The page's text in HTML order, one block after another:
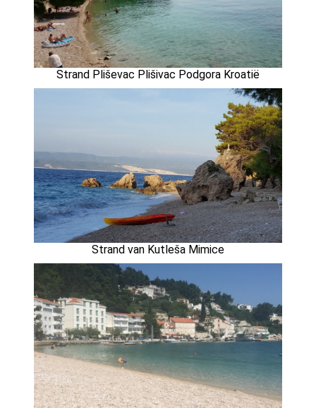
Strand Pliševac Plišivac Podgora Kroatië
Strand van Kutleša Mimice